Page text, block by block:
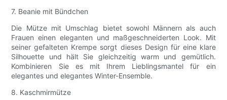
7. Beanie mit Bündchen
Die Mütze mit Umschlag bietet sowohl Männern als auch
Frauen einen eleganten und maßgeschneiderten Look. Mit
seiner gefalteten Krempe sorgt dieses Design für eine klare
Silhouette und hält Sie gleichzeitig warm und gemütlich.
Kombinieren Sie es mit Ihrem Lieblingsmantel für ein
elegantes und elegantes Winter-Ensemble.
8. Kaschmirmütze